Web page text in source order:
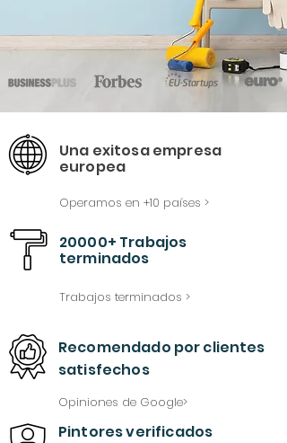
Una exitosa empresa
europea
Operamos en +10 países >
20000+ Trabajos
terminados
Trabajos terminados >
Recomendado porclientes
satisfechos
Opiniones de Google>
Pintores verificados